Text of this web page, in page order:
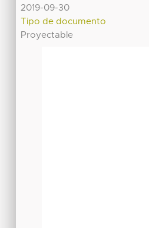
2019-09-30
Tipo de documento
Proyectable